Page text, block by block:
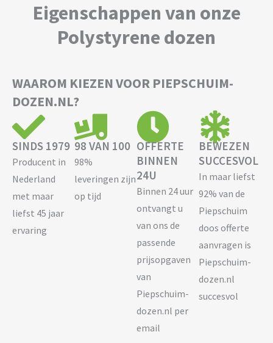
Eigenschappen van onze
Polystyrene dozen
WAAROM KIEZEN VOOR PIEPSCHUIM-
DOZEN.NL?
SINDS 1979
Producent in
Nederland
met maar
liefst 45 jaar
ervaring
98 VAN 100
98%
leveringen zijn
op tijd
OFFERTE
BINNEN
24U
Binnen 24 uur
ontvangt u
van ons de
passende
prijsopgaven
van
Piepschuim-
dozen.nl per
email
BEWEZEN
SUCCESVOL
In maar liefst
92% van de
Piepschuim
doos offerte
aanvragen is
Piepschuim-
dozen.nl
succesvol